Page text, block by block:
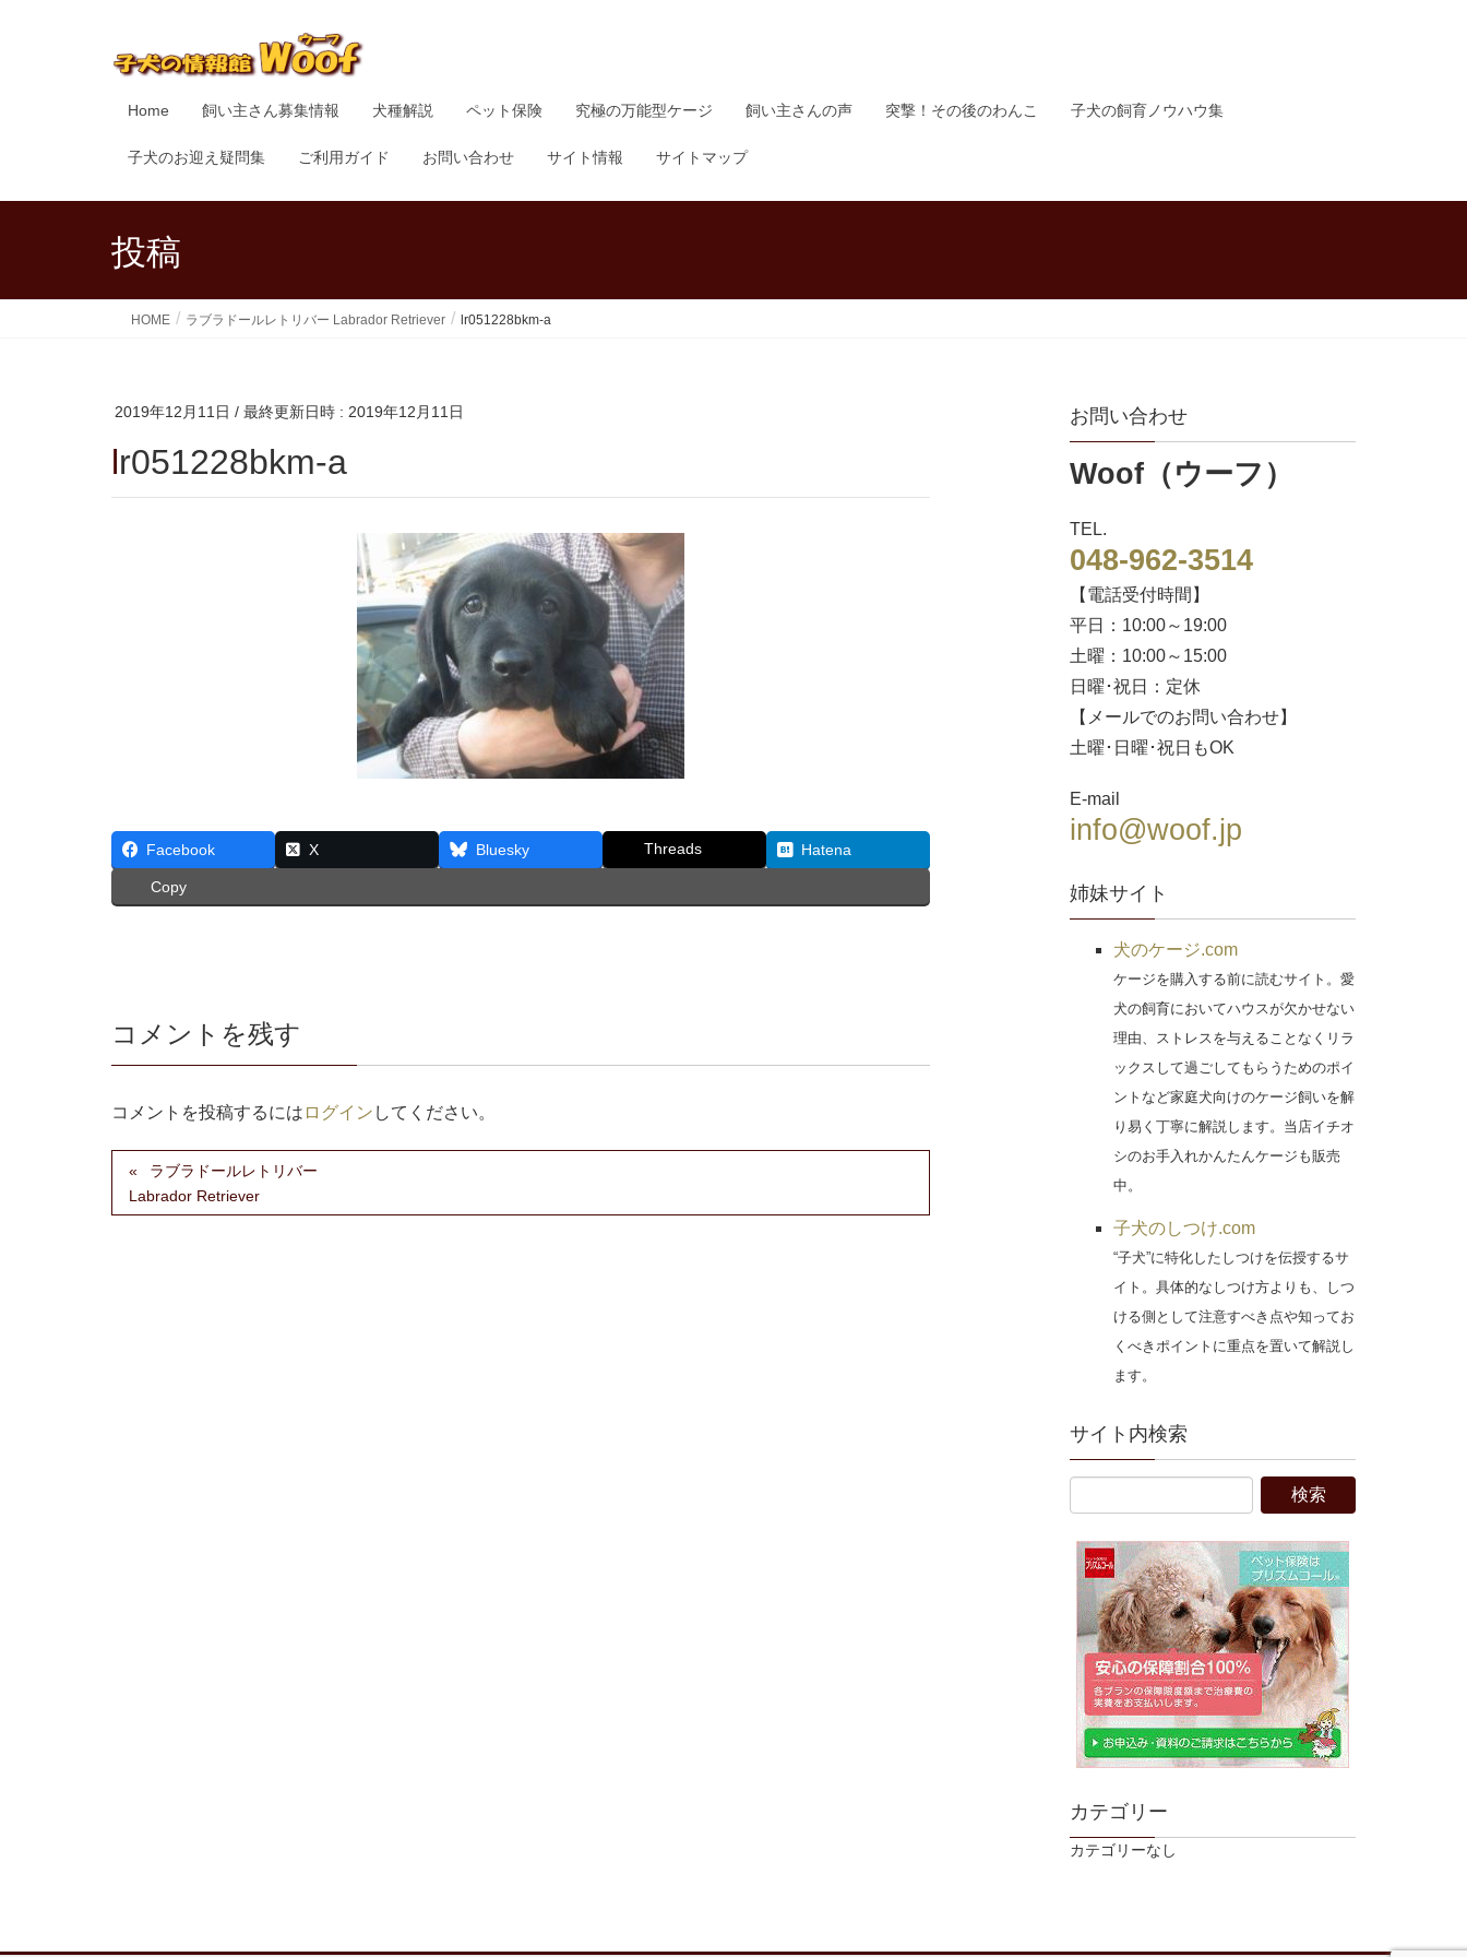
Home 飼い主さん募集情報 犬種解説 ペット保険 究極の万能型ケージ 飼い主さんの声 突撃！その後のわんこ 子犬の飼育ノウハウ集
子犬のお迎え疑問集 ご利用ガイド お問い合わせ サイト情報 サイトマップ
投稿
HOME ラブラドールレトリバー Labrador Retriever lr051228bkm-a
2019年12月11日 / 最終更新日時 : 2019年12月11日
lr051228bkm-a
Facebook X Bluesky Threads Hatena
Copy
コメントを残す
コメントを投稿するには ログイン してください。
ラブラドールレトリバー
Labrador Retriever
お問い合わせ
Woof（ウーフ）
TEL.
048-962-3514
【電話受付時間】
平日：10:00～19:00
土曜：10:00～15:00
日曜･祝日：定休
【メールでのお問い合わせ】
土曜･日曜･祝日もOK
E-mail
info@woof.jp
姉妹サイト
犬のケージ.com
ケージを購入する前に読むサイト。愛
犬の飼育においてハウスが欠かせない
理由、ストレスを与えることなくリラ
ックスして過ごしてもらうためのポイ
ントなど家庭犬向けのケージ飼いを解
り易く丁寧に解説します。当店イチオ
シのお手入れかんたんケージも販売
中。
子犬のしつけ.com
“子犬”に特化したしつけを伝授するサ
イト。具体的なしつけ方よりも、しつ
ける側として注意すべき点や知ってお
くべきポイントに重点を置いて解説し
ます。
サイト内検索
カテゴリー
カテゴリーなし